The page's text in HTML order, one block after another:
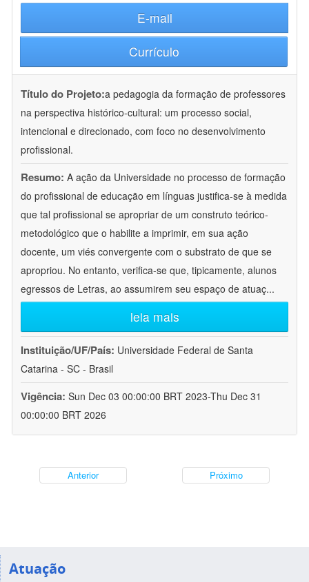
E-mail
Currículo
Título do Projeto:a pedagogia da formação de professores
na perspectiva histórico-cultural: um processo social,
intencional e direcionado, com foco no desenvolvimento
profissional.
Resumo: A ação da Universidade no processo de formação
do profissional de educação em línguas justifica-se à medida
que tal profissional se apropriar de um construto teórico-
metodológico que o habilite a imprimir, em sua ação
docente, um viés convergente com o substrato de que se
apropriou. No entanto, verifica-se que, tipicamente, alunos
egressos de Letras, ao assumirem seu espaço de atuaç...
leia mais
Instituição/UF/País: Universidade Federal de Santa
Catarina - SC - Brasil
Vigência: Sun Dec 03 00:00:00 BRT 2023-Thu Dec 31
00:00:00 BRT 2026
Anterior Próximo
Atuação